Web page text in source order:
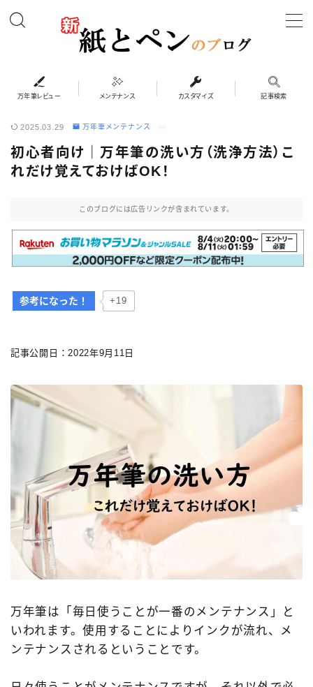
万年筆レビュー
カスタマイズ
メンテナンス
システム手帳・バインダー
インク・紙
タグで絞り込む
3,000円以下 3,000円～10,000円
3,001円～10,000円
50,001円～100,000円 100,001円以上
万年筆レビュー メンテナンス カスタマイズ 記事検索
2025.03.29 万年筆メンテナンス
初心者向け｜万年筆の洗い方（洗浄方法）こ
れだけ覚えておけばOK！
このブログには広告リンクが含まれています。
参考になった！ +19
記事公開日：2022年9月11日
万年筆は「毎日使うことが一番のメンテナンス」と
いわれます。使用することによりインクが流れ、メ
ンテナンスされるということです。